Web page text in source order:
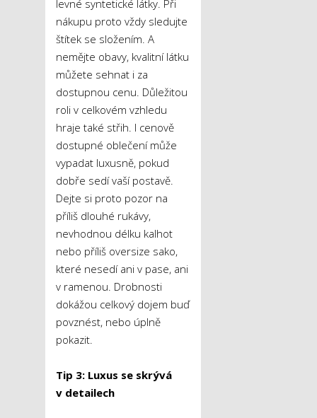
levné syntetické látky. Při
nákupu proto vždy sledujte
štítek se složením. A
nemějte obavy, kvalitní látku
můžete sehnat i za
dostupnou cenu. Důležitou
roli v celkovém vzhledu
hraje také střih. I cenově
dostupné oblečení může
vypadat luxusně, pokud
dobře sedí vaší postavě.
Dejte si proto pozor na
příliš dlouhé rukávy,
nevhodnou délku kalhot
nebo příliš oversize sako,
které nesedí ani v pase, ani
v ramenou. Drobnosti
dokážou celkový dojem buď
povznést, nebo úplně
pokazit.
Tip 3: Luxus se skrývá
v detailech